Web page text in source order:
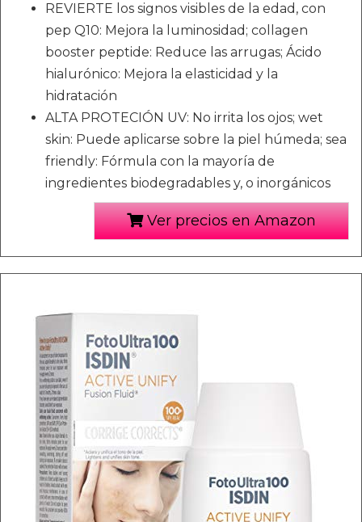
REVIERTE los signos visibles de la edad, con
pep Q10: Mejora la luminosidad; collagen
booster peptide: Reduce las arrugas; Ácido
hialurónico: Mejora la elasticidad y la
hidratación
ALTA PROTECIÓN UV: No irrita los ojos; wet
skin: Puede aplicarse sobre la piel húmeda; sea
friendly: Fórmula con la mayoría de
ingredientes biodegradables y, o inorgánicos
Ver precios en Amazon